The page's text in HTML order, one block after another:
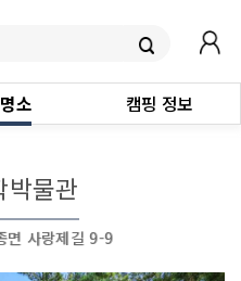
소 캠핑 정보
박물관
면 사랑제길 9-9